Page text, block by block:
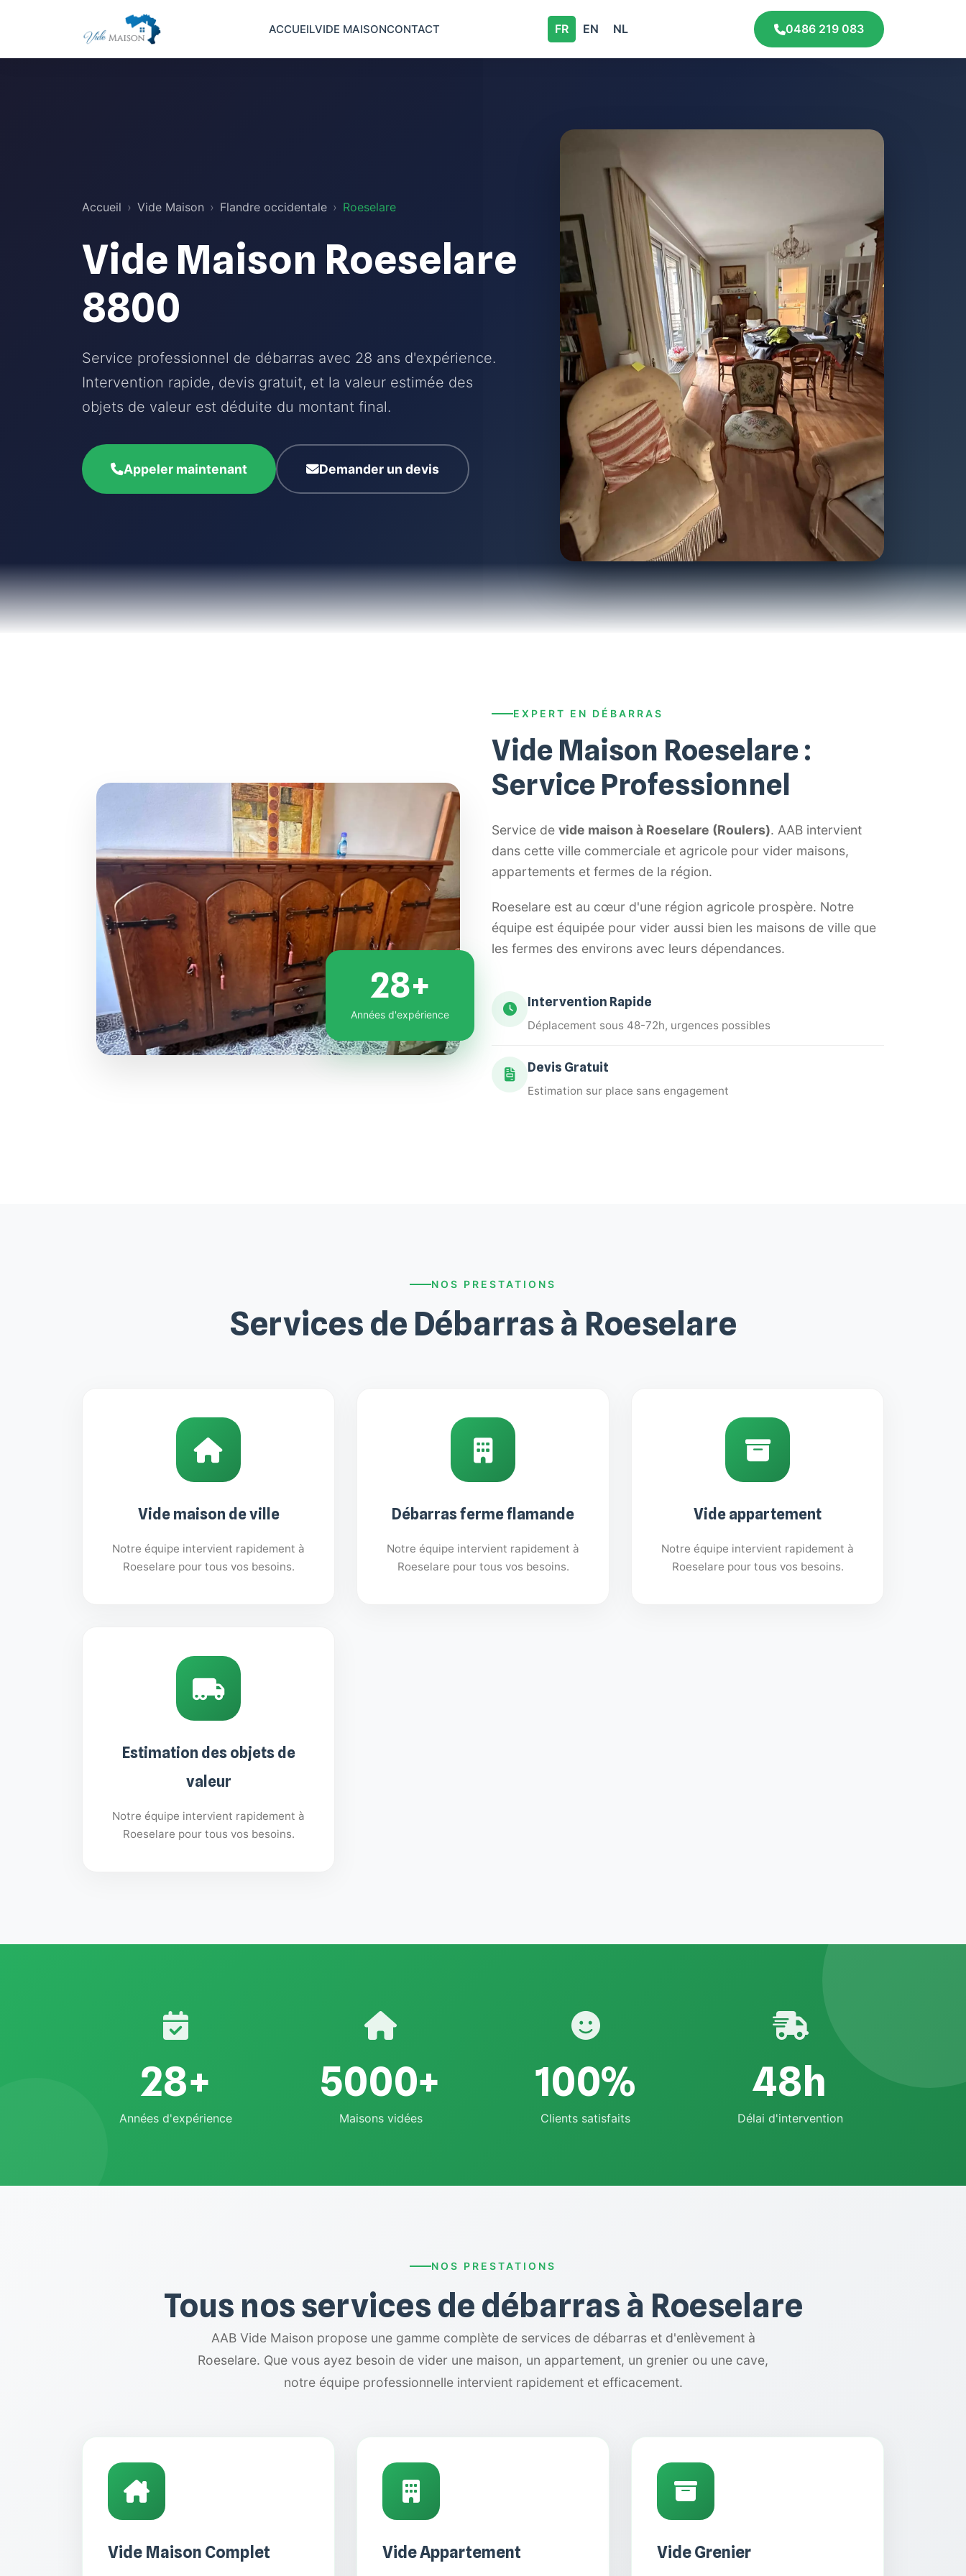
ACCUEILVIDE MAISONCONTACT FR EN NL 0486 219 083
Accueil Vide Maison Flandre occidentale Roeselare
Vide Maison Roeselare
8800
Service professionnel de débarras avec 28 ans d'expérience.
Intervention rapide, devis gratuit, et la valeur estimée des
objets de valeur est déduite du montant final.
Appeler maintenant Demander un devis
28+
Années d'expérience
EXPERT EN DÉBARRAS
Vide Maison Roeselare :
Service Professionnel
Service de vide maison à Roeselare (Roulers). AAB intervient
dans cette ville commerciale et agricole pour vider maisons,
appartements et fermes de la région.
Roeselare est au cœur d'une région agricole prospère. Notre
équipe est équipée pour vider aussi bien les maisons de ville que
les fermes des environs avec leurs dépendances.
Intervention Rapide
Déplacement sous 48-72h, urgences possibles
Devis Gratuit
Estimation sur place sans engagement
NOS PRESTATIONS
Services de Débarras à Roeselare
Vide maison de ville
Notre équipe intervient rapidement à
Roeselare pour tous vos besoins.
Débarras ferme flamande
Notre équipe intervient rapidement à
Roeselare pour tous vos besoins.
Vide appartement
Notre équipe intervient rapidement à
Roeselare pour tous vos besoins.
Estimation des objets de
valeur
Notre équipe intervient rapidement à
Roeselare pour tous vos besoins.
28+
Années d'expérience
5000+
Maisons vidées
100%
Clients satisfaits
48h
Délai d'intervention
NOS PRESTATIONS
Tous nos services de débarras à Roeselare
AAB Vide Maison propose une gamme complète de services de débarras et d'enlèvement à
Roeselare. Que vous ayez besoin de vider une maison, un appartement, un grenier ou une cave,
notre équipe professionnelle intervient rapidement et efficacement.
Vide Maison Complet Vide Appartement Vide Grenier